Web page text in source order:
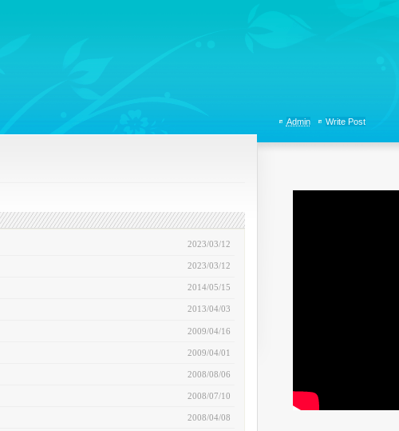
2023/03/12
2023/03/12
2014/05/15
2013/04/03
2009/04/16
2009/04/01
2008/08/06
2008/07/10
2008/04/08
Admin Write Post